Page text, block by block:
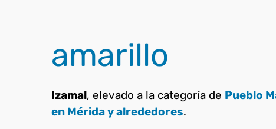
amarillo
Izamal, elevado a la categoría de Pueblo
en Mérida y alrededores.